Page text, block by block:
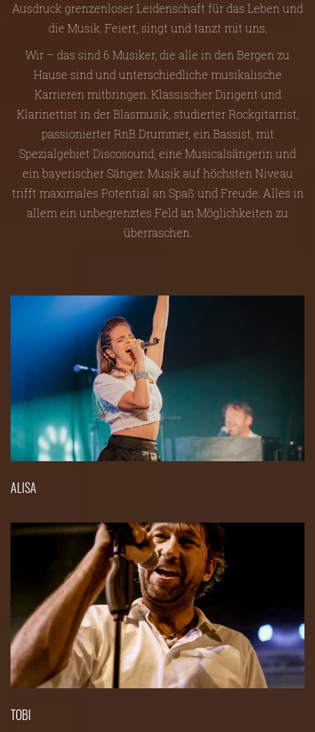
Ausdruck grenzenloser Leidenschaft für das Leben und
die Musik. Feiert, singt und tanzt mit uns.
Wir – das sind 6 Musiker, die alle in den Bergen zu
Hause sind und unterschiedliche musikalische
Karrieren mitbringen. Klassischer Dirigent und
Klarinettist in der Blasmusik, studierter Rockgitarrist,
passionierter RnB Drummer, ein Bassist, mit
Spezialgebiet Discosound, eine Musicalsängerin und
ein bayerischer Sänger. Musik auf höchsten Niveau
trifft maximales Potential an Spaß und Freude. Alles in
allem ein unbegrenztes Feld an Möglichkeiten zu
überraschen.
ALISA
TOBI